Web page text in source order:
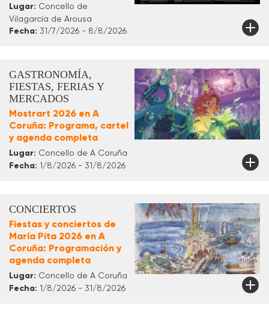
Lugar: Concello de
Vilagarcía de Arousa
Fecha: 31/7/2026 - 8/8/2026
GASTRONOMÍA,
FIESTAS, FERIAS Y
MERCADOS
Mostrart 2026 en A
Coruña: Programa, cartel
y agenda completa
Lugar: Concello de A Coruña
Fecha: 1/8/2026 - 31/8/2026
CONCIERTOS
Fiestas y conciertos de
María Pita 2026 en A
Coruña: Programación y
agenda completa
Lugar: Concello de A Coruña
Fecha: 1/8/2026 - 31/8/2026